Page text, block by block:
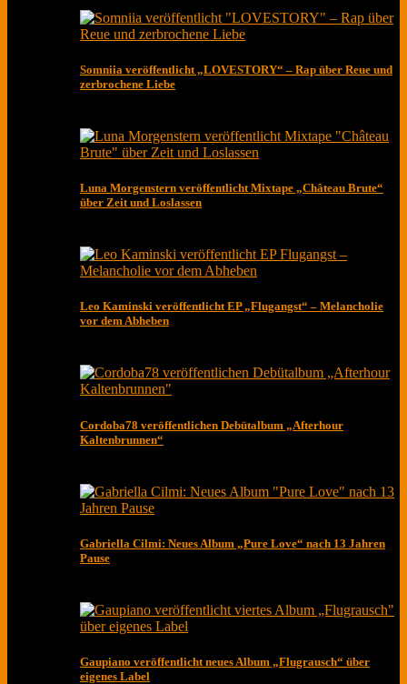
Somniia veröffentlicht „LOVESTORY“ – Rap über Reue und
zerbrochene Liebe
Luna Morgenstern veröffentlicht Mixtape „Château Brute“
über Zeit und Loslassen
Leo Kaminski veröffentlicht EP „Flugangst“ – Melancholie
vor dem Abheben
Cordoba78 veröffentlichen Debütalbum „Afterhour
Kaltenbrunnen“
Gabriella Cilmi: Neues Album „Pure Love“ nach 13 Jahren
Pause
Gaupiano veröffentlicht neues Album „Flugrausch“ über
eigenes Label